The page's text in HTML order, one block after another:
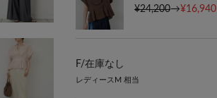
¥24,200→¥16,940
F/在庫なし
レディースM 相当